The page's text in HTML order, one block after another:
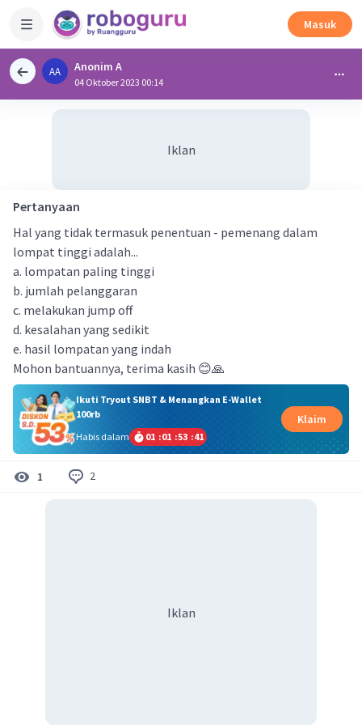
Masuk
AA Anonim A
04 Oktober 2023 00:14
Iklan
Pertanyaan
Hal yang tidak termasuk penentuan - pemenang dalam
lompat tinggi adalah...
a. lompatan paling tinggi
b. jumlah pelanggaran
c. melakukan jump off
d. kesalahan yang sedikit
e. hasil lompatan yang indah
Mohon bantuannya, terima kasih 😊🙏
Ikuti Tryout SNBT & Menangkan E-Wallet
100rb
Habis dalam
01 :01 :53 :40
Klaim
1 2
Iklan